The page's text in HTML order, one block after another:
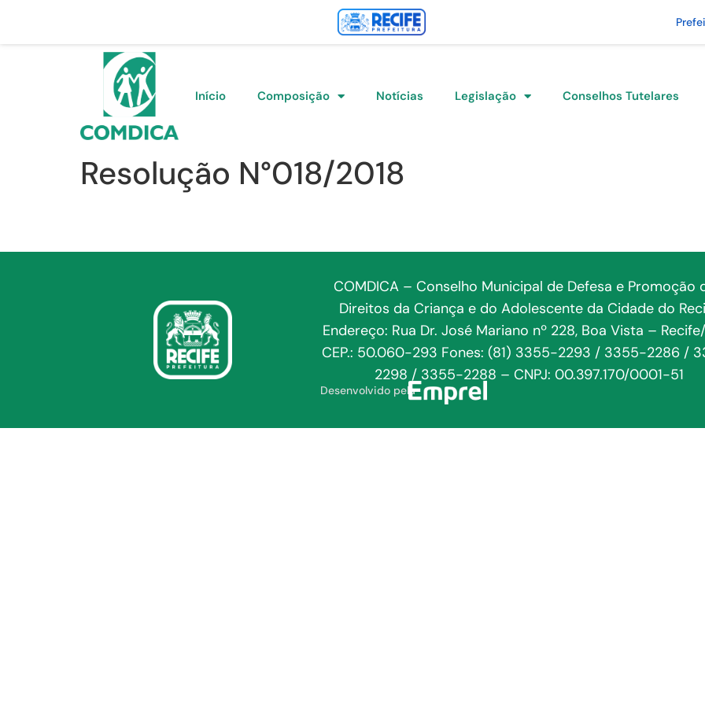
Início Composição Notícias Legislação Conselhos Tutelares
Resolução N°018/2018
COMDICA – Conselho Municipal de Defesa e Promoção
Direitos da Criança e do Adolescente da Cidade do
Endereço: Rua Dr. José Mariano nº 228, Boa Vista –
CEP.: 50.060-293 Fones: (81) 3355-2293 / 3355-2286 /
2298 / 3355-2288 – CNPJ: 00.397.170/0001-51
Desenvolvido pela